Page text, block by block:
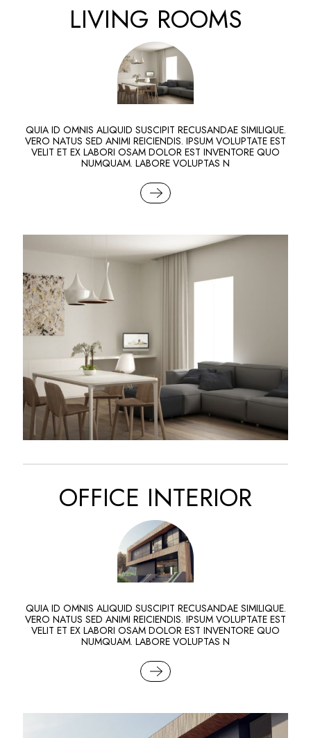
LIVING ROOMS
QUIA ID OMNIS ALIQUID SUSCIPIT RECUSANDAE SIMILIQUE.
VERO NATUS SED ANIMI REICIENDIS. IPSUM VOLUPTATE EST
VELIT ET EX LABORI OSAM DOLOR EST INVENTORE QUO
NUMQUAM. LABORE VOLUPTAS N
READ MORE
ART MODERN
OFFICE INTERIOR
QUIA ID OMNIS ALIQUID SUSCIPIT RECUSANDAE SIMILIQUE.
VERO NATUS SED ANIMI REICIENDIS. IPSUM VOLUPTATE EST
VELIT ET EX LABORI OSAM DOLOR EST INVENTORE QUO
NUMQUAM. LABORE VOLUPTAS N
READ MORE